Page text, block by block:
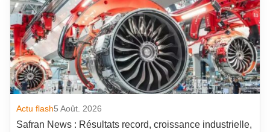
Actu flash5 Août. 2026
Safran News : Résultats record, croissance industrielle,